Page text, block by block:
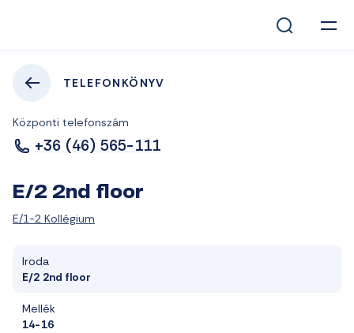
TELEFONKÖNYV
Központi telefonszám
+36 (46) 565-111
E/2 2nd floor
E/1-2 Kollégium
Iroda
E/2 2nd floor
Mellék
14-16